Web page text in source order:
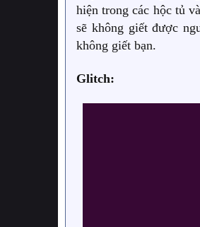
hiện trong các hộc tủ
sẽ không giết được
không giết bạn.
Glitch: